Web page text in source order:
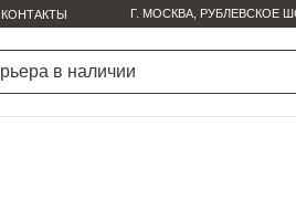
КОНТАКТЫ Г. МОСКВА, РУБЛЕВСКОЕ